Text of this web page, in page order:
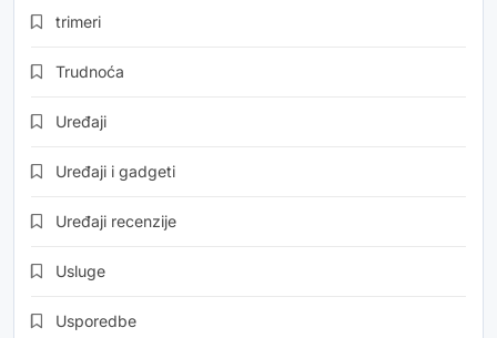
trimeri
Trudnoća
Uređaji
Uređaji i gadgeti
Uređaji recenzije
Usluge
Usporedbe